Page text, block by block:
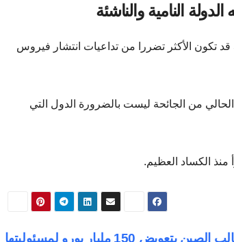
النامية والناشئة
قد تكون الأكثر تضررا من تداعيات انتشار فيروس
من الجائحة ليست بالضرورة الدول التي
منذ الكساد العظيم.
ألمانيا تطالب الصين بتعويض 150 مليار يورو لمسئوليتها